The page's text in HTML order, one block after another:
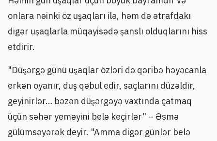
onlara nəinki öz uşaqları ilə, həm də ətrafdakı
digər uşaqlarla müqayisədə şanslı olduqlarını hiss
etdirir.
"Düşərgə günü uşaqlar özləri də qəribə həyəcanla
erkən oyanır, duş qəbul edir, saçlarını düzəldir,
geyinirlər… bəzən düşərgəyə vaxtında çatmaq
üçün səhər yeməyini belə keçirlər" – Əsmə
gülümsəyərək deyir. "Amma digər günlər belə